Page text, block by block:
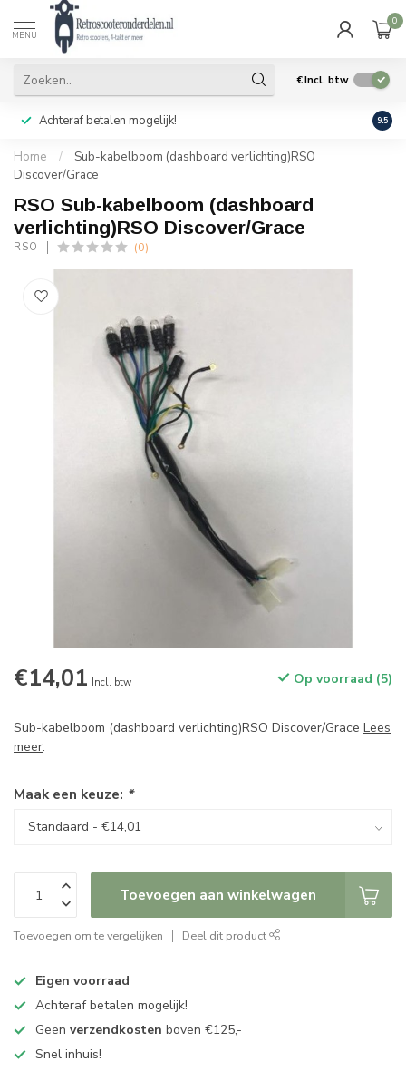
MENU
0
€Incl. btw
Achteraf betalen mogelijk! Geen
9.5
Home /
Sub-kabelboom (dashboard verlichting)RSO
Discover/Grace
RSO Sub-kabelboom (dashboard
verlichting)RSO Discover/Grace
RSO (0)
€14,01 Incl. btw Op voorraad (5)
Sub-kabelboom (dashboard verlichting)RSO Discover/Grace Lees
meer.
Maak een keuze: *
Toevoegen aan winkelwagen
Toevoegen om te vergelijken Deel dit product
Eigen voorraad
Achteraf betalen mogelijk!
Geen verzendkosten boven €125,-
Snel inhuis!